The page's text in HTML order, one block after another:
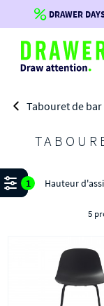
Jusqu'à
-
DRAWER
Tabouret de bar
Affiner
1 Hauteur
5